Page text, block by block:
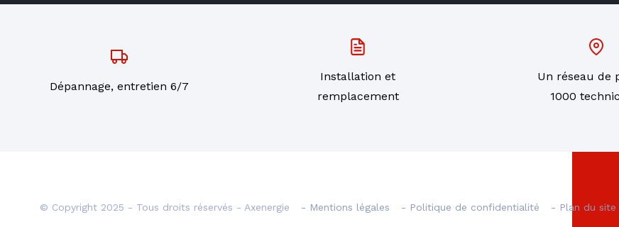
Dépannage, entretien 6/7
Installation et
remplacement
Un réseau de
1000
© Copyright 2025 - Tous droits réservés - Axenergie - Mentions légales - Politique de confidentialité - Plan du site